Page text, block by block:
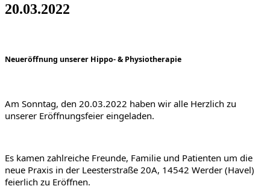
20.03.2022
Neueröffnung unserer Hippo- & Physiotherapie
Am Sonntag, den 20.03.2022 haben wir alle Herzlich zu
unserer Eröffnungsfeier eingeladen.
Es kamen zahlreiche Freunde, Familie und Patienten um die
neue Praxis in der Leesterstraße 20A, 14542 Werder (Havel)
feierlich zu Eröffnen.